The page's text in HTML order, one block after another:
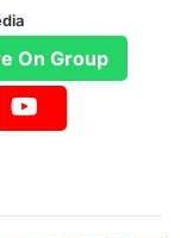
में शुरू किया
के अच्छे
SEZs में
फैसला किया है.
On Group